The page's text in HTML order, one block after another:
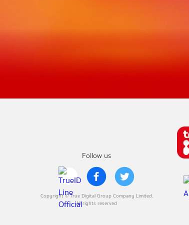
Follow us
Copyright © True Digital Group Company Limited.
All rights reserved